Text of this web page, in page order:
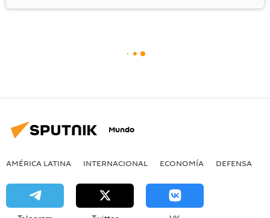
Mundo
AMÉRICA LATINA INTERNACIONAL ECONOMÍA DEFENSA